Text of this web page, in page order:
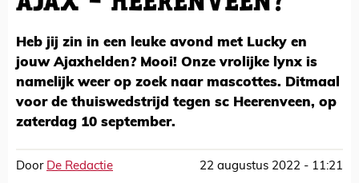
Heb jij zin in een leuke avond met Lucky en
jouw Ajaxhelden? Mooi! Onze vrolijke lynx is
namelijk weer op zoek naar mascottes. Ditmaal
voor de thuiswedstrijd tegen sc Heerenveen, op
zaterdag 10 september.
Door De Redactie 22 augustus 2022 - 11:21